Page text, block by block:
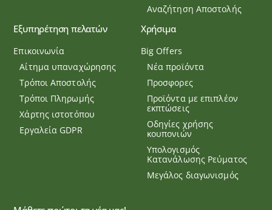
Αναζήτηση Αποστολής
Εξυπηρέτηση πελατών
Επικοινωνία
Αίτημα υπαναχώρησης
Τρόποι Αποστολής
Τρόποι Πληρωμής
Χάρτης ιστοτόπου
Εργαλεία GDPR
Χρήσιμα
Big Offers
Νέα προϊόντα
Προσφορες
Προϊόντα με επιπλέον
εκπτώσεις
Οδηγίες χρήσης
κουπονιών
Υπολογισμός
Κατανάλωσης Ρεύματος
Μεγάλος διαγωνισμός